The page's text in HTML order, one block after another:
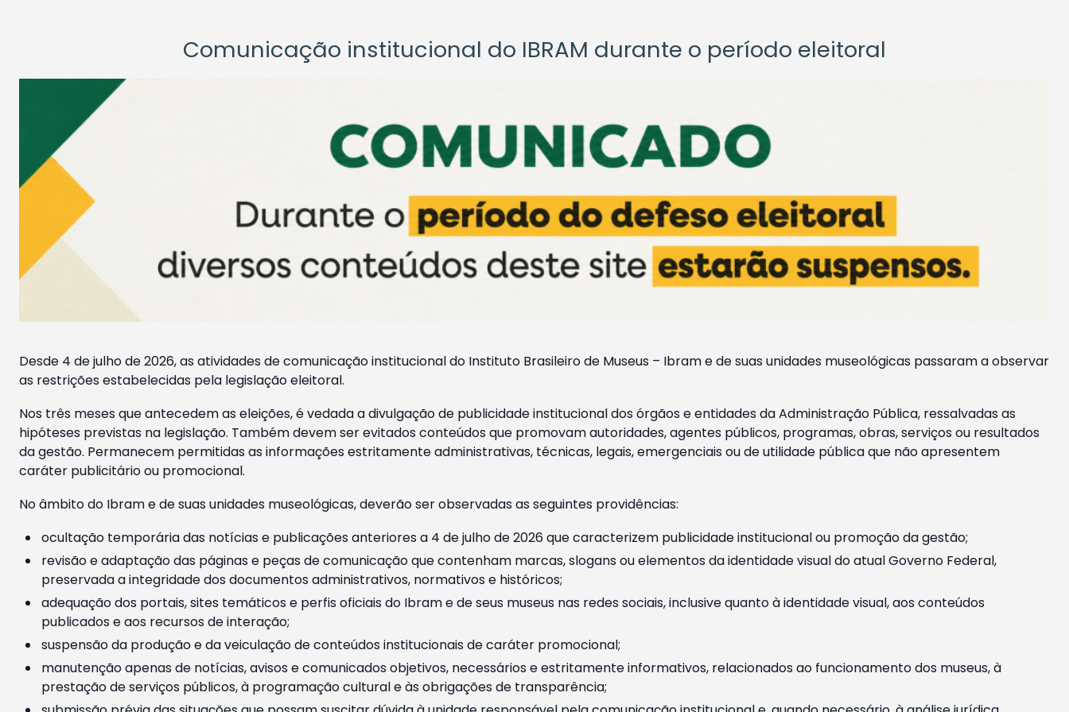
Comunicação institucional do IBRAM durante o período eleitoral
Desde 4 de julho de 2026, as atividades de comunicação institucional do Instituto Brasileiro de Museus – Ibram e de suas unidades museológicas passaram a observar
as restrições estabelecidas pela legislação eleitoral.
Nos três meses que antecedem as eleições, é vedada a divulgação de publicidade institucional dos órgãos e entidades da Administração Pública, ressalvadas as
hipóteses previstas na legislação. Também devem ser evitados conteúdos que promovam autoridades, agentes públicos, programas, obras, serviços ou resultados
da gestão. Permanecem permitidas as informações estritamente administrativas, técnicas, legais, emergenciais ou de utilidade pública que não apresentem
caráter publicitário ou promocional.
No âmbito do Ibram e de suas unidades museológicas, deverão ser observadas as seguintes providências:
ocultação temporária das notícias e publicações anteriores a 4 de julho de 2026 que caracterizem publicidade institucional ou promoção da gestão;
revisão e adaptação das páginas e peças de comunicação que contenham marcas, slogans ou elementos da identidade visual do atual Governo Federal,
preservada a integridade dos documentos administrativos, normativos e históricos;
adequação dos portais, sites temáticos e perfis oficiais do Ibram e de seus museus nas redes sociais, inclusive quanto à identidade visual, aos conteúdos
publicados e aos recursos de interação;
suspensão da produção e da veiculação de conteúdos institucionais de caráter promocional;
manutenção apenas de notícias, avisos e comunicados objetivos, necessários e estritamente informativos, relacionados ao funcionamento dos museus, à
prestação de serviços públicos, à programação cultural e às obrigações de transparência;